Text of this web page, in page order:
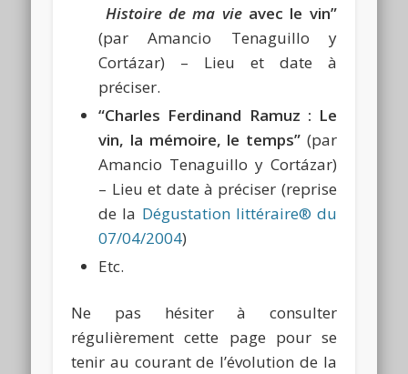
Histoire de ma vieavec le vin”
(par Amancio Tenaguillo y
Cortázar) – Lieu et date à
préciser.
“Charles Ferdinand Ramuz : Le
vin, la mémoire, le temps” (par
Amancio Tenaguillo y Cortázar)
– Lieu et date à préciser (reprise
de la Dégustation littéraire® du
07/04/2004)
Etc.
Ne pas hésiter à consulter
régulièrement cette page pour se
tenir au courant de l’évolution de la